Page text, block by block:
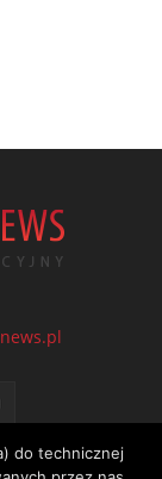
do technicznej